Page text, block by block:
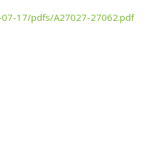
17/pdfs/A27027-27062.pdf